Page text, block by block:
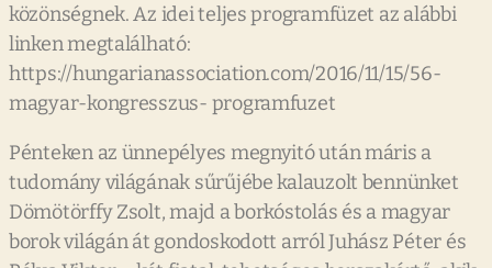
közönségnek. Az idei teljes programfüzet az alábbi
linken megtalálható:
https://hungarianassociation.com/2016/11/15/56-
magyar-kongresszus- programfuzet
Pénteken az ünnepélyes megnyitó után máris a
tudomány világának sűrűjébe kalauzolt bennünket
Dömötörffy Zsolt, majd a borkóstolás és a magyar
borok világán át gondoskodott arról Juhász Péter és